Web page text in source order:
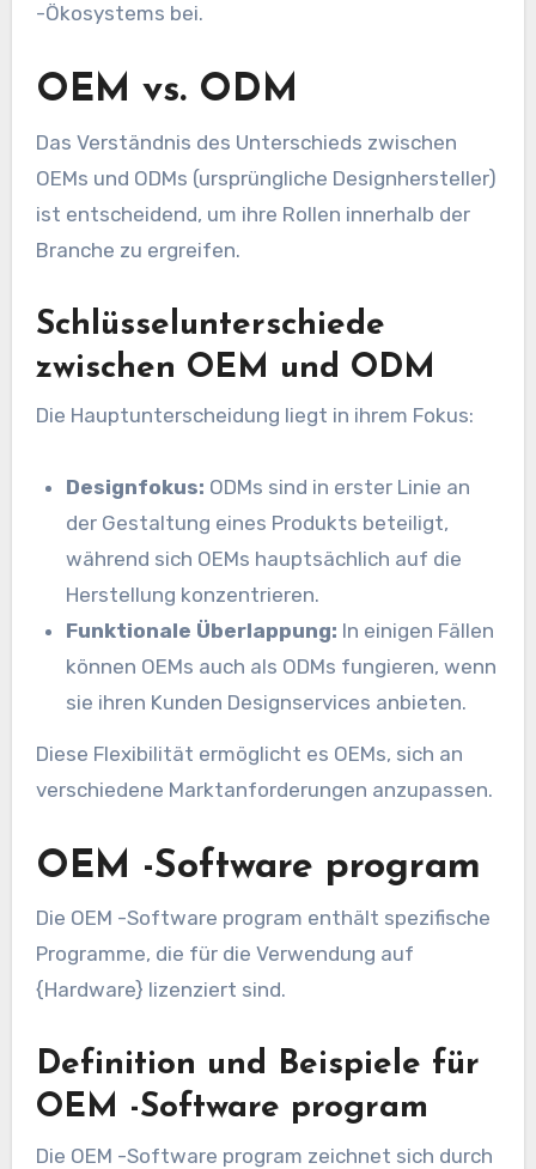
-Ökosystems bei.
OEM vs. ODM
Das Verständnis des Unterschieds zwischen
OEMs und ODMs (ursprüngliche Designhersteller)
ist entscheidend, um ihre Rollen innerhalb der
Branche zu ergreifen.
Schlüsselunterschiede
zwischen OEM und ODM
Die Hauptunterscheidung liegt in ihrem Fokus:
Designfokus: ODMs sind in erster Linie an
der Gestaltung eines Produkts beteiligt,
während sich OEMs hauptsächlich auf die
Herstellung konzentrieren.
Funktionale Überlappung: In einigen Fällen
können OEMs auch als ODMs fungieren, wenn
sie ihren Kunden Designservices anbieten.
Diese Flexibilität ermöglicht es OEMs, sich an
verschiedene Marktanforderungen anzupassen.
OEM -Software program
Die OEM -Software program enthält spezifische
Programme, die für die Verwendung auf
{Hardware} lizenziert sind.
Definition und Beispiele für
OEM -Software program
Die OEM -Software program zeichnet sich durch